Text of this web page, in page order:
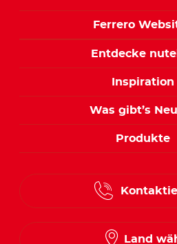
Ferrero
Entdecke
Inspiration
Was gibt’s
Produkte
Land